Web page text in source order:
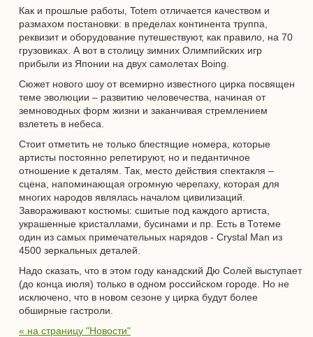
Как и прошлые работы, Totem отличается качеством и
размахом постановки: в пределах континента труппа,
реквизит и оборудование путешествуют, как правило, на 70
грузовиках. А вот в столицу зимних Олимпийских игр
прибыли из Японии на двух самолетах Boing.
Сюжет нового шоу от всемирно известного цирка посвящен
теме эволюции – развитию человечества, начиная от
земноводных форм жизни и заканчивая стремлением
взлететь в небеса.
Стоит отметить не только блестящие номера, которые
артисты постоянно репетируют, но и педантичное
отношение к деталям. Так, место действия спектакля –
сцена, напоминающая огромную черепаху, которая для
многих народов являлась началом цивилизаций.
Завораживают костюмы: сшитые под каждого артиста,
украшенные кристаллами, бусинами и пр. Есть в Тотеме
один из самых примечательных нарядов - Crystal Man из
4500 зеркальных деталей.
Надо сказать, что в этом году канадский Дю Солей выступает
(до конца июля) только в одном российском городе. Но не
исключено, что в новом сезоне у цирка будут более
обширные гастроли.
« на страницу "Новости"